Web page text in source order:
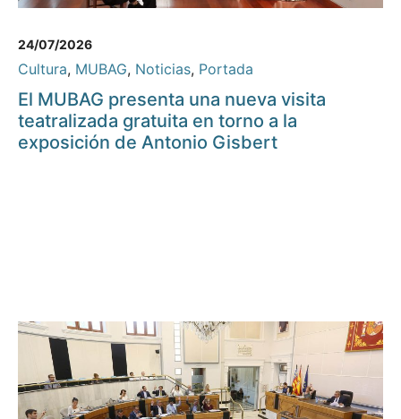
24/07/2026
Cultura, MUBAG, Noticias, Portada
El MUBAG presenta una nueva visita
teatralizada gratuita en torno a la
exposición de Antonio Gisbert